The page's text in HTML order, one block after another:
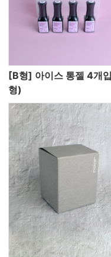
[B형] 아이스 통젤 4개
형)